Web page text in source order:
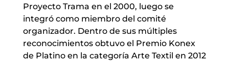
Proyecto Trama en el 2000, luego se
integró como miembro del comité
organizador. Dentro de sus múltiples
reconocimientos obtuvo el Premio Konex
de Platino en la categoría Arte Textil en 2012